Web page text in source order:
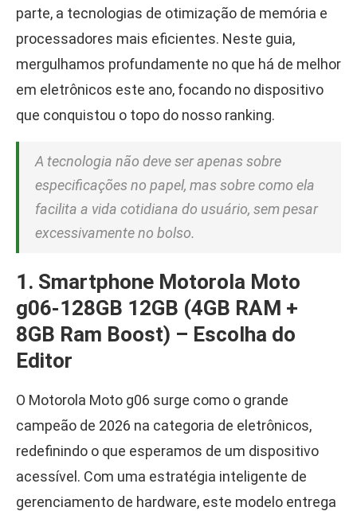
parte, a tecnologias de otimização de memória e
processadores mais eficientes. Neste guia,
mergulhamos profundamente no que há de melhor
em eletrônicos este ano, focando no dispositivo
que conquistou o topo do nosso ranking.
A tecnologia não deve ser apenas sobre
especificações no papel, mas sobre como ela
facilita a vida cotidiana do usuário, sem pesar
excessivamente no bolso.
1. Smartphone Motorola Moto
g06-128GB 12GB (4GB RAM +
8GB Ram Boost) – Escolha do
Editor
O Motorola Moto g06 surge como o grande
campeão de 2026 na categoria de eletrônicos,
redefinindo o que esperamos de um dispositivo
acessível. Com uma estratégia inteligente de
gerenciamento de hardware, este modelo entrega